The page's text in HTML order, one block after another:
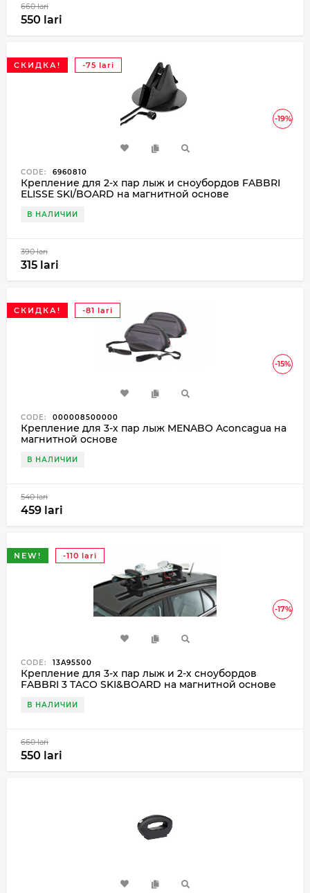
660 lari
550 lari
-19%
СКИДКА! -75 lari
CODE: 6960810
Крепление для 2-х пар лыж и сноубордов FABBRI
ELISSE SKI/BOARD на магнитной основе
В НАЛИЧИИ
390 lari
315 lari
-15%
СКИДКА! -81 lari
CODE: 000008500000
Крепление для 3-х пар лыж MENABO Aconcagua на
магнитной основе
В НАЛИЧИИ
540 lari
459 lari
-17%
NEW! -110 lari
CODE: 13A95500
Крепление для 3-х пар лыж и 2-х сноубордов
FABBRI 3 TACO SKI&BOARD на магнитной основе
В НАЛИЧИИ
660 lari
550 lari